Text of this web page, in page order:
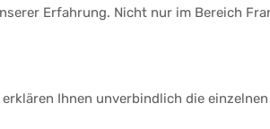
Erfahrung. Nicht nur im Bereich
Ihnen unverbindlich die einzelnen